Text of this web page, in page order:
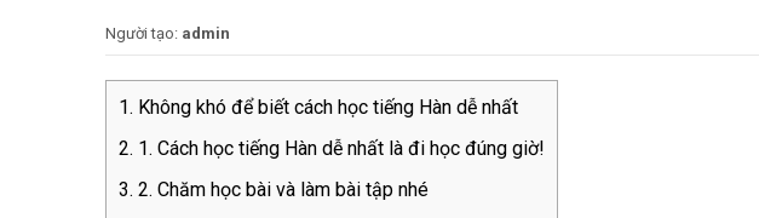
Người tạo: admin
Không khó để biết cách học tiếng Hàn dễ nhất
1. Cách học tiếng Hàn dễ nhất là đi học đúng giờ!
2. Chăm học bài và làm bài tập nhé